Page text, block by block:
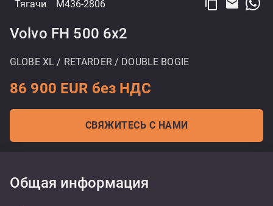
Тягачи M436-2806 content_copy email
Volvo FH 500 6x2
GLOBE XL / RETARDER / DOUBLE BOGIE
86 900 EUR без НДС
СВЯЖИТЕСЬ С НАМИ
Общая информация